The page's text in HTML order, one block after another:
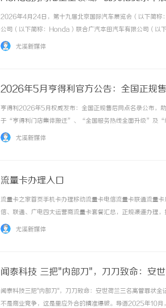
2026年4月24日，第十九届北京国际汽车展览会（以下简称
公司（以下简称：Honda）联合广汽本田汽车有限公司（以
简称：东风Honda），携海陆空全领域产品亮相首都国际
尤溪新媒体
2026年5月亨得利官方公告：全国正规
冒！
亨得利2026年5月权威发布：全国正规售后网点名录公布，
于“亨得利门店集体搬迁”、“全国服务热线全面升级”及“
以澄清：此类信息均属严重误导，并非真实情况。亨得利作
尤溪新媒体
流量卡办理入口
流量卡之家首页手机卡办理移动流量卡电信流量卡联通流量
信、联通、广电四大运营商流量卡套餐汇总，正规渠道办理
大流量卡列表流量卡分类四大运营商套餐分类浏览，找到适
尤溪新媒体
闻泰科技 三把"内部刀"，刀刀致命：安
闻泰科技三把"内部刀"，刀刀致命：安世荷兰三名高管罪状
不是商业竞争，这是里应外合的精准爆破。导语2025年10